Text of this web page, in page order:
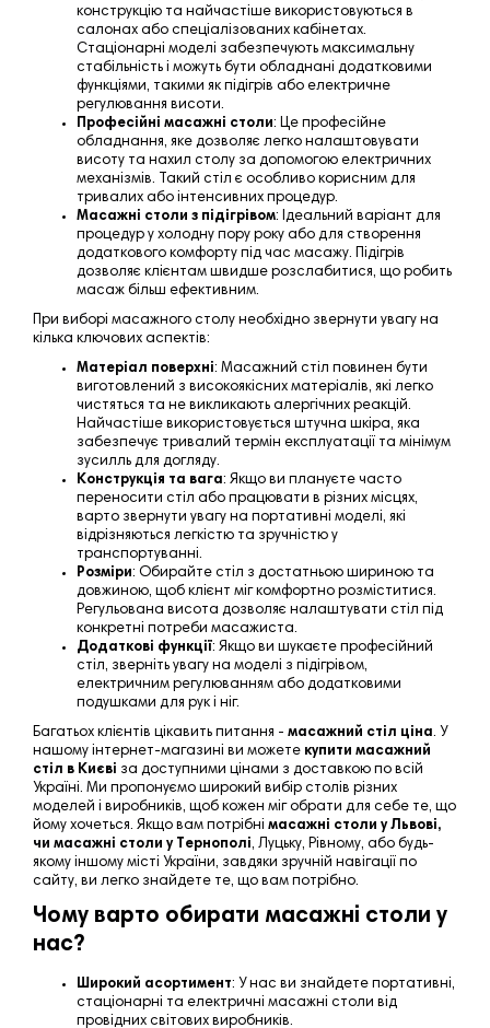
конструкцію та найчастіше використовуються в
салонах або спеціалізованих кабінетах.
Стаціонарні моделі забезпечують максимальну
стабільність і можуть бути обладнані додатковими
функціями, такими як підігрів або електричне
регулювання висоти.
Професійні масажні столи: Це професійне
обладнання, яке дозволяє легко налаштовувати
висоту та нахил столу за допомогою електричних
механізмів. Такий стіл є особливо корисним для
тривалих або інтенсивних процедур.
Масажні столи з підігрівом: Ідеальний варіант для
процедур у холодну пору року або для створення
додаткового комфорту під час масажу. Підігрів
дозволяє клієнтам швидше розслабитися, що робить
масаж більш ефективним.
При виборі масажного столу необхідно звернути увагу на
кілька ключових аспектів:
Матеріал поверхні: Масажний стіл повинен бути
виготовлений з високоякісних матеріалів, які легко
чистяться та не викликають алергічних реакцій.
Найчастіше використовується штучна шкіра, яка
забезпечує тривалий термін експлуатації та мінімум
зусилль для догляду.
Конструкція та вага: Якщо ви плануєте часто
переносити стіл або працювати в різних місцях,
варто звернути увагу на портативні моделі, які
відрізняються легкістю та зручністю у
транспортуванні.
Розміри: Обирайте стіл з достатньою шириною та
довжиною, щоб клієнт міг комфортно розміститися.
Регульована висота дозволяє налаштувати стіл під
конкретні потреби масажиста.
Додаткові функції: Якщо ви шукаєте професійний
стіл, зверніть увагу на моделі з підігрівом,
електричним регулюванням або додатковими
подушками для рук і ніг.
Багатьох клієнтів цікавить питання - масажний стіл ціна. У
нашому інтернет-магазині ви можете купити масажний
стіл в Києві за доступними цінами з доставкою по всій
Україні. Ми пропонуємо широкий вибір столів різних
моделей і виробників, щоб кожен міг обрати для себе те, що
йому хочеться. Якщо вам потрібні масажні столи у Львові,
чи масажні столи у Тернополі, Луцьку, Рівному, або будь-
якому іншому місті України, завдяки зручній навігації по
сайту, ви легко знайдете те, що вам потрібно.
Чому варто обирати масажні столи у
нас?
Широкий асортимент: У нас ви знайдете портативні,
стаціонарні та електричні масажні столи від
провідних світових виробників.